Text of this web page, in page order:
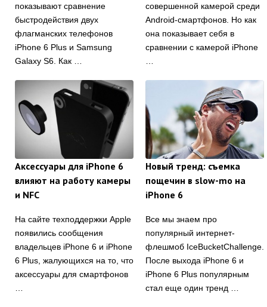
показывают сравнение
быстродействия двух
флагманских телефонов
iPhone 6 Plus и Samsung
Galaxy S6. Как …
совершенной камерой среди
Android-смартфонов. Но как
она показывает себя в
сравнении с камерой iPhone
Аксессуары для iPhone 6
влияют на работу камеры
и NFC
На сайте техподдержки Apple
появились сообщения
владельцев iPhone 6 и iPhone
6 Plus, жалующихся на то, что
аксессуары для смартфонов
…
Новый тренд: съемка
пощечин в slow-mo на
iPhone 6
Все мы знаем про
популярный интернет-
флешмоб IceBucketChallenge.
После выхода iPhone 6 и
iPhone 6 Plus популярным
стал еще один тренд …